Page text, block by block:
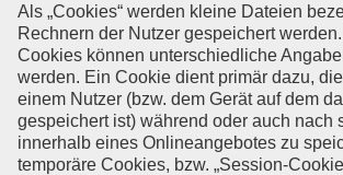
Als „Cookies“ werden kleine Dateien
Rechnern der Nutzer gespeichert
Cookies können unterschiedliche
werden. Ein Cookie dient primär dazu,
einem Nutzer (bzw. dem Gerät auf dem
gespeichert ist) während oder auch nach
innerhalb eines Onlineangebotes zu
temporäre Cookies, bzw. „Session-